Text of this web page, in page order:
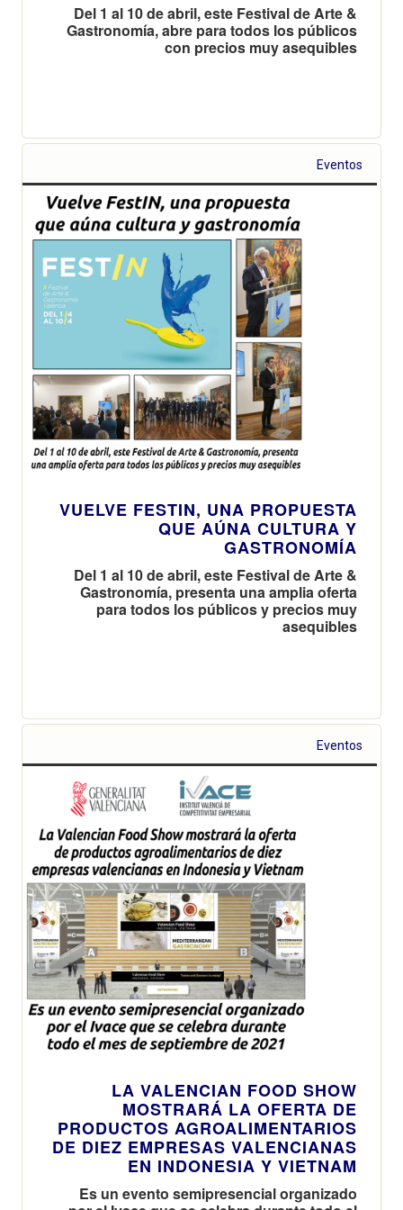
Del 1 al 10 de abril, este Festival de Arte &
Gastronomía, abre para todos los públicos
con precios muy asequibles
Eventos
VUELVE FESTIN, UNA PROPUESTA
QUE AÚNA CULTURA Y
GASTRONOMÍA
Del 1 al 10 de abril, este Festival de Arte &
Gastronomía, presenta una amplia oferta
para todos los públicos y precios muy
asequibles
Eventos
LA VALENCIAN FOOD SHOW
MOSTRARÁ LA OFERTA DE
PRODUCTOS AGROALIMENTARIOS
DE DIEZ EMPRESAS VALENCIANAS
EN INDONESIA Y VIETNAM
Es un evento semipresencial organizado